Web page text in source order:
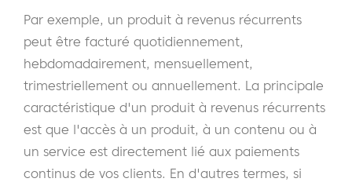
Par exemple, un produit à revenus récurrents
peut être facturé quotidiennement,
hebdomadairement, mensuellement,
trimestriellement ou annuellement. La principale
caractéristique d'un produit à revenus récurrents
est que l'accès à un produit, à un contenu ou à
un service est directement lié aux paiements
continus de vos clients. En d'autres termes, si